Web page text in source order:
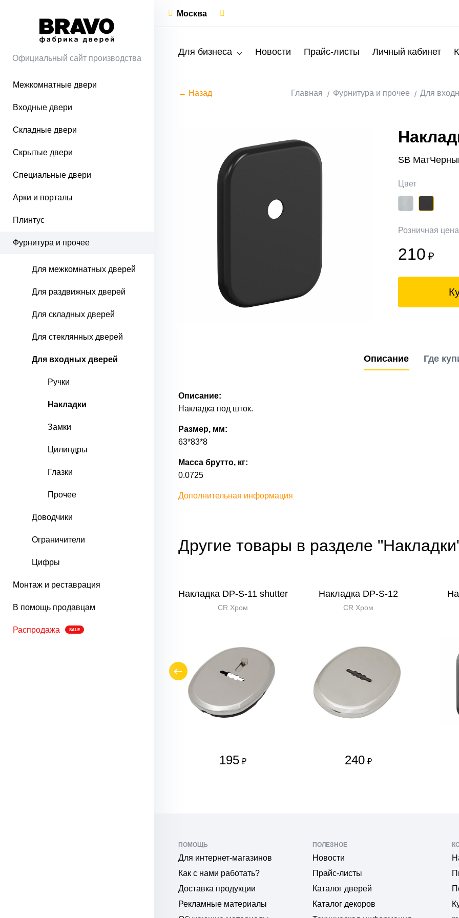
Официальный сайт производства
Межкомнатные двери
Входные двери
Складные двери
Скрытые двери
Специальные двери
Арки и порталы
Плинтус
Фурнитура и прочее
Для межкомнатных дверей
Для раздвижных дверей
Для складных дверей
Для стеклянных дверей
Для входных дверей
Ручки
Накладки
Замки
Цилиндры
Глазки
Прочее
Доводчики
Ограничители
Цифры
Монтаж и реставрация
В помощь продавцам
Распродажа SALE
Москва
Для бизнеса Новости Прайс-листы Личный кабинет
← Назад Главная Фурнитура и прочее Для
SB
Цвет
Розничная цена
210 ₽
Описание Где
Описание:
Накладка под шток.
Размер, мм:
63*83*8
Масса брутто, кг:
0.0725
Дополнительная информация
Другие товары в разделе
CR Хром
Накладка DP-S-11 shutter
CR Хром
195 ₽
Накладка DP-S-12
CR Хром
240 ₽
ПОМОЩЬ
Для интернет-магазинов
Как с нами работать?
Доставка продукции
Рекламные материалы
ПОЛЕЗНОЕ
Новости
Прайс-листы
Каталог дверей
Каталог декоров